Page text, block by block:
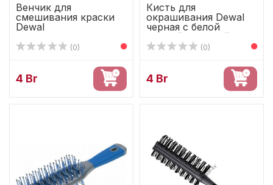
Венчик для
смешивания краски
Dewal
(0)
4 Br
Кисть для
окрашивания Dewal
черная с белой
прямой щетиной...
(0)
4 Br